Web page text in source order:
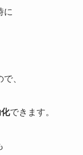
に
、
できます。